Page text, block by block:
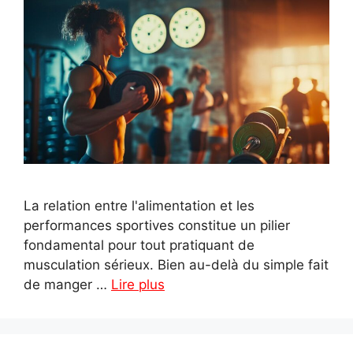
La relation entre l'alimentation et les
performances sportives constitue un pilier
fondamental pour tout pratiquant de
musculation sérieux. Bien au-delà du simple fait
de manger … Lire plus